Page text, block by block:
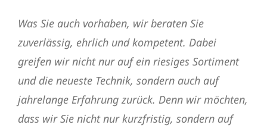
Was Sie auch vorhaben, wir beraten Sie
zuverlässig, ehrlich und kompetent. Dabei
greifen wir nicht nur auf ein riesiges Sortiment
und die neueste Technik, sondern auch auf
jahrelange Erfahrung zurück. Denn wir möchten,
dass wir Sie nicht nur kurzfristig, sondern auf